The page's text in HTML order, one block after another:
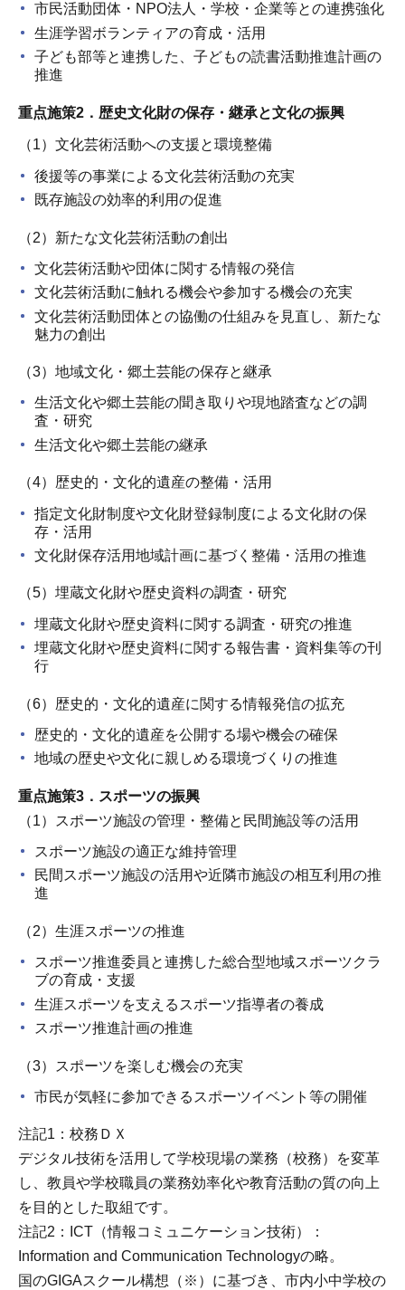
市民活動団体・NPO法人・学校・企業等との連携強化
生涯学習ボランティアの育成・活用
子ども部等と連携した、子どもの読書活動推進計画の
推進
重点施策2．歴史文化財の保存・継承と文化の振興
（1）文化芸術活動への支援と環境整備
後援等の事業による文化芸術活動の充実
既存施設の効率的利用の促進
（2）新たな文化芸術活動の創出
文化芸術活動や団体に関する情報の発信
文化芸術活動に触れる機会や参加する機会の充実
文化芸術活動団体との協働の仕組みを見直し、新たな
魅力の創出
（3）地域文化・郷土芸能の保存と継承
生活文化や郷土芸能の聞き取りや現地踏査などの調
査・研究
生活文化や郷土芸能の継承
（4）歴史的・文化的遺産の整備・活用
指定文化財制度や文化財登録制度による文化財の保
存・活用
文化財保存活用地域計画に基づく整備・活用の推進
（5）埋蔵文化財や歴史資料の調査・研究
埋蔵文化財や歴史資料に関する調査・研究の推進
埋蔵文化財や歴史資料に関する報告書・資料集等の刊
行
（6）歴史的・文化的遺産に関する情報発信の拡充
歴史的・文化的遺産を公開する場や機会の確保
地域の歴史や文化に親しめる環境づくりの推進
重点施策3．スポーツの振興
（1）スポーツ施設の管理・整備と民間施設等の活用
スポーツ施設の適正な維持管理
民間スポーツ施設の活用や近隣市施設の相互利用の推
進
（2）生涯スポーツの推進
スポーツ推進委員と連携した総合型地域スポーツクラ
ブの育成・支援
生涯スポーツを支えるスポーツ指導者の養成
スポーツ推進計画の推進
（3）スポーツを楽しむ機会の充実
市民が気軽に参加できるスポーツイベント等の開催
注記1：校務ＤＸ
デジタル技術を活用して学校現場の業務（校務）を変革
し、教員や学校職員の業務効率化や教育活動の質の向上
を目的とした取組です。
注記2：ICT（情報コミュニケーション技術）：
Information and Communication Technologyの略。
国のGIGAスクール構想（※）に基づき、市内小中学校の